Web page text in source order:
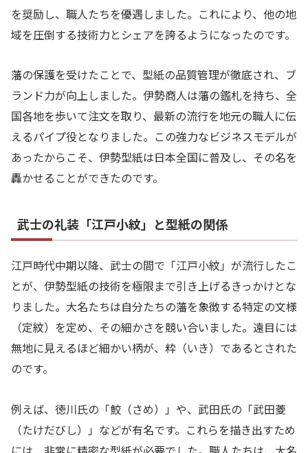
を奨励し、職人たちを優遇しました。これにより、他の地
域を圧倒する技術力とシェアを誇るようになったのです。
藩の保護を受けたことで、型紙の品質管理が徹底され、ブ
ランド力が向上しました。伊勢商人は藩の鑑札を持ち、全
国各地を歩いて注文を取り、最新の流行を地元の職人に伝
えるパイプ役となりました。この強力なビジネスモデルが
あったからこそ、伊勢型紙は日本全国に普及し、その名を
轟かせることができたのです。
武士の礼装「江戸小紋」と型紙の関係
江戸時代中期以降、武士の間で「江戸小紋」が流行したこ
とが、伊勢型紙の技術を極限まで引き上げるきっかけとな
りました。大名たちは自分たちの藩を象徴する特定の文様
（定紋）を定め、その細かさを競い合いました。遠目には
無地に見えるほど細かい柄が、粋（いき）であるとされた
のです。
例えば、徳川氏の「鮫（さめ）」や、武田氏の「武田菱
（たけだびし）」などが有名です。これらを描き出すため